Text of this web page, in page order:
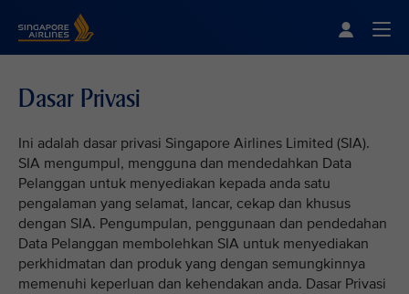
Dasar Privasi
Ini adalah dasar privasi Singapore Airlines Limited (SIA).
SIA mengumpul, mengguna dan mendedahkan Data
Pelanggan untuk menyediakan kepada anda satu
pengalaman yang selamat, lancar, cekap dan khusus
dengan SIA. Pengumpulan, penggunaan dan pendedahan
Data Pelanggan membolehkan SIA untuk menyediakan
perkhidmatan dan produk yang dengan semungkinnya
memenuhi keperluan dan kehendakan anda. Dasar Privasi